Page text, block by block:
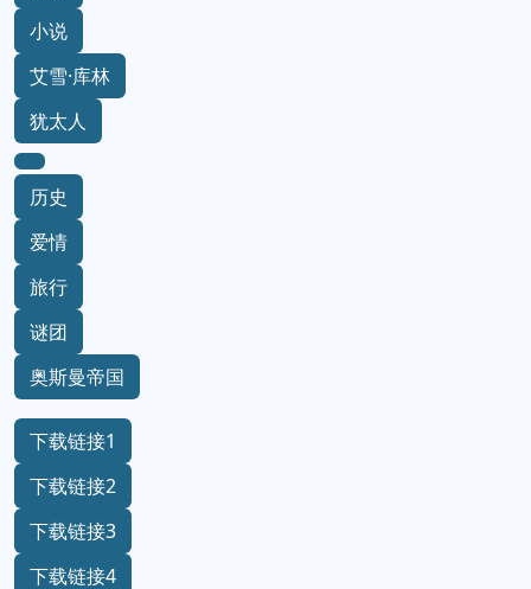
小说
艾雪·库林
犹太人
历史
爱情
旅行
谜团
奥斯曼帝国
下载链接1
下载链接2
下载链接3
下载链接4